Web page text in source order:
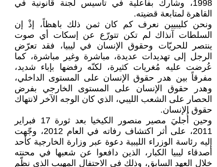
1998، وشارك بفاعلية في تأسيس لجنة قانونية في
القاهرة لمتابعة قضيته.
ونحن كليبيين نعرف كم كان ثمن ذلك باهظاً، إذْ إن
السلطات آنذاك لم تكن تتورّع عن إسكات أي صوت
ينتصر للحريّات وحقوق الإنسان في ليبيا، فقد تعرّض
الرجل إلى تهديدات عديدة، مباشرة وغير مباشرة، كما
عُرضت عليه مُغريات كثيرة، لكنّه رفضها بإباء شديد،
مفرقاً بين هدر حقوق الإنسان على المستوى الداخلي،
وهدر حقوق الإنسان على المستوى الخارجي بفرض
الحصار على الشعب الليبي، الذي كان الوجه الآخر لانتهاك
حقوق الإنسان.
وحين أُجليَ مصير منصور الكيخيا بعد ثورة 17 فبراير
2011، على أثر اكتشاف رفاته في العام 2012، وجّهت
إليه رئاسة الوزراء الليبية دعوة عبر وزارة الخارجية كأحد
أصدقاء ليبيا الكبار، الذين دافعوا عن شعبها في محنته
خلال العهد السابق، وذلك في الاحتفال المهيب الذي نظّم